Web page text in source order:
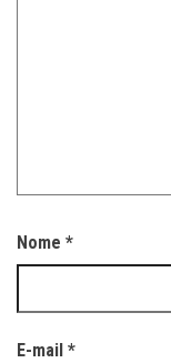
Nome *
E-mail *